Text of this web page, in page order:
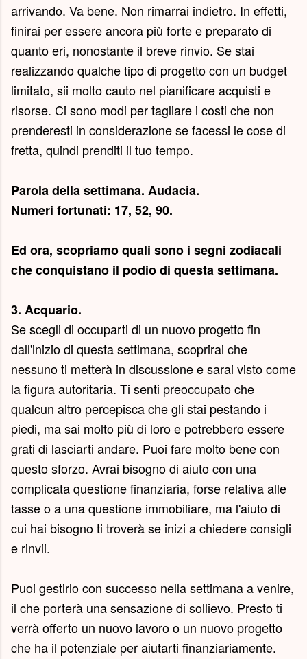
arrivando. Va bene. Non rimarrai indietro. In effetti,
finirai per essere ancora più forte e preparato di
quanto eri, nonostante il breve rinvio. Se stai
realizzando qualche tipo di progetto con un budget
limitato, sii molto cauto nel pianificare acquisti e
risorse. Ci sono modi per tagliare i costi che non
prenderesti in considerazione se facessi le cose di
fretta, quindi prenditi il ​​tuo tempo.
Parola della settimana. Audacia.
Numeri fortunati: 17, 52, 90.
Ed ora, scopriamo quali sono i segni zodiacali
che conquistano il podio di questa settimana.
3. Acquario.
Se scegli di occuparti di un nuovo progetto fin
dall'inizio di questa settimana, scoprirai che
nessuno ti metterà in discussione e sarai visto come
la figura autoritaria. Ti senti preoccupato che
qualcun altro percepisca che gli stai pestando i
piedi, ma sai molto più di loro e potrebbero essere
grati di lasciarti andare. Puoi fare molto bene con
questo sforzo. Avrai bisogno di aiuto con una
complicata questione finanziaria, forse relativa alle
tasse o a una questione immobiliare, ma l'aiuto di
cui hai bisogno ti troverà se inizi a chiedere consigli
e rinvii.
Puoi gestirlo con successo nella settimana a venire,
il che porterà una sensazione di sollievo. Presto ti
verrà offerto un nuovo lavoro o un nuovo progetto
che ha il potenziale per aiutarti finanziariamente.